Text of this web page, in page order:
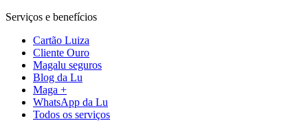
Serviços e benefícios
Cartão Luiza
Cliente Ouro
Magalu seguros
Blog da Lu
Maga +
WhatsApp da Lu
Todos os serviços